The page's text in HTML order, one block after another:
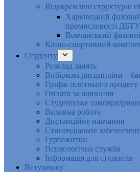
Відокремлені структурні
Харківський
промисловості ДБТУ
Вовчанський
Кінно-спортивний
Студенту
Розклад занять
Вибіркові дисципліни –
Графік освітнього процесу
Оплата за навчання
Студентське
Виховна робота
Дистанційне навчання
Стипендіальне
Гуртожитки
Психологічна служба
Інформація для студентів
Вступнику